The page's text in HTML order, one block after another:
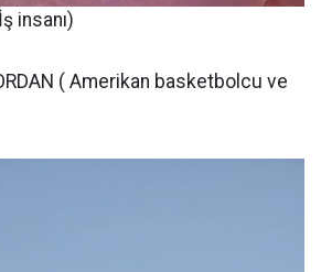
insanı)
( Amerikan basketbolcu ve